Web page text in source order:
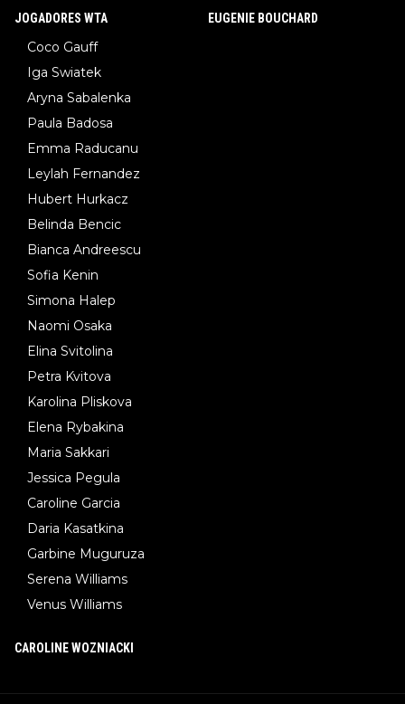
JOGADORES WTA
Coco Gauff
Iga Swiatek
Aryna Sabalenka
Paula Badosa
Emma Raducanu
Leylah Fernandez
Hubert Hurkacz
Belinda Bencic
Bianca Andreescu
Sofia Kenin
Simona Halep
Naomi Osaka
Elina Svitolina
Petra Kvitova
Karolina Pliskova
Elena Rybakina
Maria Sakkari
Jessica Pegula
Caroline Garcia
Daria Kasatkina
Garbine Muguruza
Serena Williams
Venus Williams
EUGENIE BOUCHARD
CAROLINE WOZNIACKI